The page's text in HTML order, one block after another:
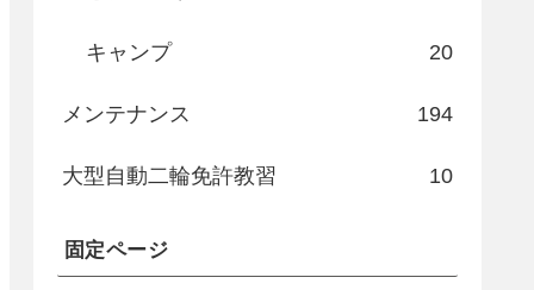
キャンプ 20
メンテナンス 194
大型自動二輪免許教習 10
固定ページ